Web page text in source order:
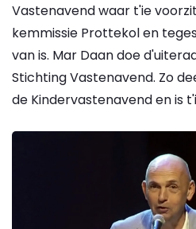
Vastenavend waar t'ie
kemmissie Prottekol en
van is. Mar Daan doe
Stichting Vastenavend. Zo
de Kindervastenavend en is